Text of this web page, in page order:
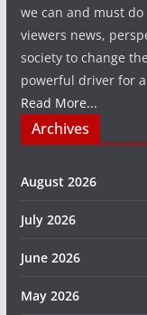
we can and must
viewers news,
society to change
powerful driver for
Read More...
Archives
August 2026
July 2026
June 2026
May 2026